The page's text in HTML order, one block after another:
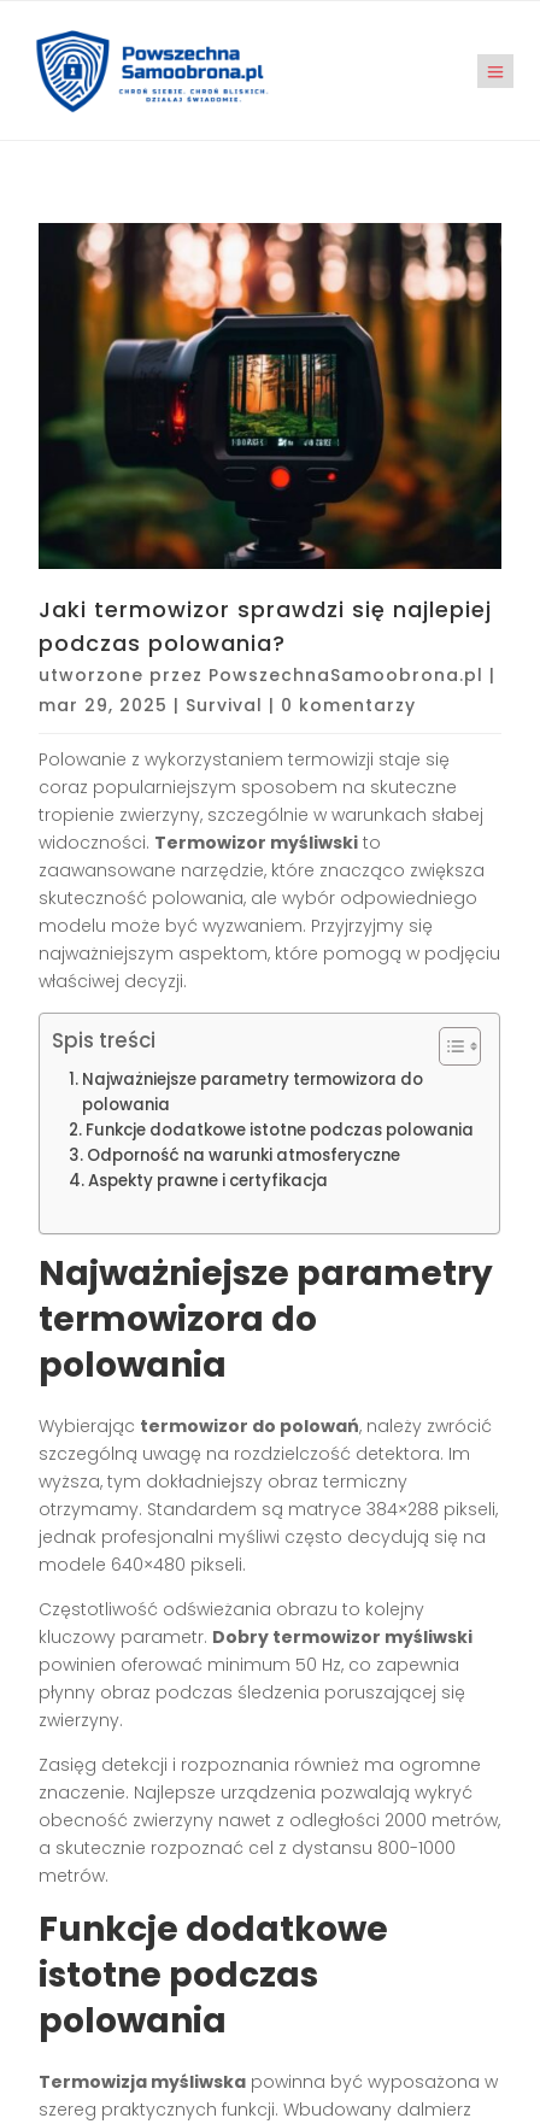
Jaki termowizor sprawdzi się najlepiej
podczas polowania?
utworzone przez PowszechnaSamoobrona.pl |
mar 29, 2025 | Survival | 0 komentarzy
Polowanie z wykorzystaniem termowizji staje się
coraz popularniejszym sposobem na skuteczne
tropienie zwierzyny, szczególnie w warunkach słabej
widoczności. Termowizor myśliwski to
zaawansowane narzędzie, które znacząco zwiększa
skuteczność polowania, ale wybór odpowiedniego
modelu może być wyzwaniem. Przyjrzyjmy się
najważniejszym aspektom, które pomogą w podjęciu
właściwej decyzji.
Spis treści
Najważniejsze parametry termowizora do
polowania
Funkcje dodatkowe istotne podczas polowania
Odporność na warunki atmosferyczne
Aspekty prawne i certyfikacja
Najważniejsze parametry
termowizora do
polowania
Wybierając termowizor do polowań, należy zwrócić
szczególną uwagę na rozdzielczość detektora. Im
wyższa, tym dokładniejszy obraz termiczny
otrzymamy. Standardem są matryce 384×288 pikseli,
jednak profesjonalni myśliwi często decydują się na
modele 640×480 pikseli.
Częstotliwość odświeżania obrazu to kolejny
kluczowy parametr. Dobry termowizor myśliwski
powinien oferować minimum 50 Hz, co zapewnia
płynny obraz podczas śledzenia poruszającej się
zwierzyny.
Zasięg detekcji i rozpoznania również ma ogromne
znaczenie. Najlepsze urządzenia pozwalają wykryć
obecność zwierzyny nawet z odległości 2000 metrów,
a skutecznie rozpoznać cel z dystansu 800-1000
metrów.
Funkcje dodatkowe
istotne podczas
polowania
Termowizja myśliwska powinna być wyposażona w
szereg praktycznych funkcji. Wbudowany dalmierz